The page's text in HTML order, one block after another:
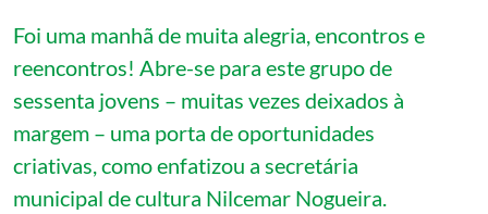
Foi uma manhã de muita alegria, encontros e
reencontros! Abre-se para este grupo de
sessenta jovens – muitas vezes deixados à
margem – uma porta de oportunidades
criativas, como enfatizou a secretária
municipal de cultura Nilcemar Nogueira.